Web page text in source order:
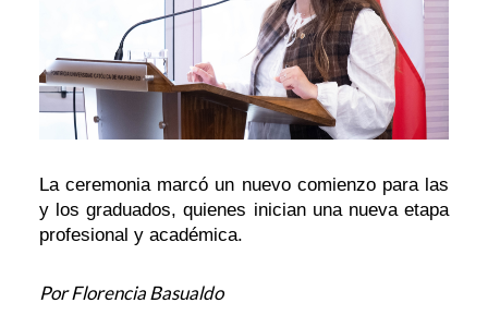
La ceremonia marcó un nuevo comienzo para las
y los graduados, quienes inician una nueva etapa
profesional y académica.
Por Florencia Basualdo